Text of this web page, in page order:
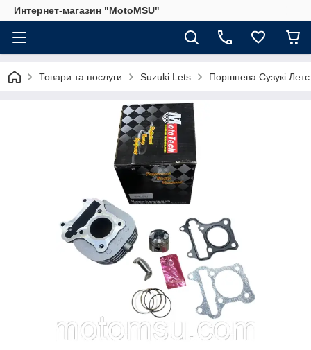
Интернет-магазин "MotoMSU"
Товари та послуги Suzuki Lets Поршнева Сузукі